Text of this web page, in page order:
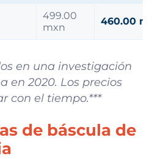
499.00
mxn
460.00
en una investigación
en 2020. Los precios
con el tiempo.***
de báscula de